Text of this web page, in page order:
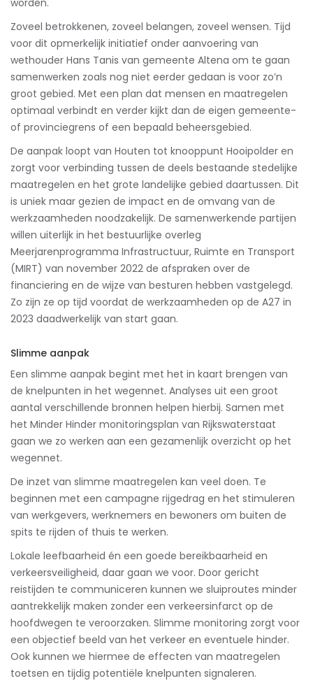
worden.
Zoveel betrokkenen, zoveel belangen, zoveel wensen. Tijd
voor dit opmerkelijk initiatief onder aanvoering van
wethouder Hans Tanis van gemeente Altena om te gaan
samenwerken zoals nog niet eerder gedaan is voor zo’n
groot gebied. Met een plan dat mensen en maatregelen
optimaal verbindt en verder kijkt dan de eigen gemeente-
of provinciegrens of een bepaald beheersgebied.
De aanpak loopt van Houten tot knooppunt Hooipolder en
zorgt voor verbinding tussen de deels bestaande stedelijke
maatregelen en het grote landelijke gebied daartussen. Dit
is uniek maar gezien de impact en de omvang van de
werkzaamheden noodzakelijk. De samenwerkende partijen
willen uiterlijk in het bestuurlijke overleg
Meerjarenprogramma Infrastructuur, Ruimte en Transport
(MIRT) van november 2022 de afspraken over de
financiering en de wijze van besturen hebben vastgelegd.
Zo zijn ze op tijd voordat de werkzaamheden op de A27 in
2023 daadwerkelijk van start gaan.
Slimme aanpak
Een slimme aanpak begint met het in kaart brengen van
de knelpunten in het wegennet. Analyses uit een groot
aantal verschillende bronnen helpen hierbij. Samen met
het Minder Hinder monitoringsplan van Rijkswaterstaat
gaan we zo werken aan een gezamenlijk overzicht op het
wegennet.
De inzet van slimme maatregelen kan veel doen. Te
beginnen met een campagne rijgedrag en het stimuleren
van werkgevers, werknemers en bewoners om buiten de
spits te rijden of thuis te werken.
Lokale leefbaarheid én een goede bereikbaarheid en
verkeersveiligheid, daar gaan we voor. Door gericht
reistijden te communiceren kunnen we sluiproutes minder
aantrekkelijk maken zonder een verkeersinfarct op de
hoofdwegen te veroorzaken. Slimme monitoring zorgt voor
een objectief beeld van het verkeer en eventuele hinder.
Ook kunnen we hiermee de effecten van maatregelen
toetsen en tijdig potentiële knelpunten signaleren.